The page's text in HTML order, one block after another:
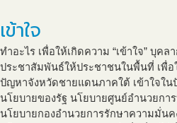
เข้าใจ
ทำอะไร เพื่อให้เกิดความ “เข้าใจ” บุค
ประชาสัมพันธ์ให้ประชาชนในพื้นที่ เพื่อ
ปัญหาจังหวัดชายแดนภาคใต้ เข้าใจใน
นโยบายของรัฐ นโยบายศูนย์อำนวยกา
นโยบายกองอำนวยการรักษาความมั่น